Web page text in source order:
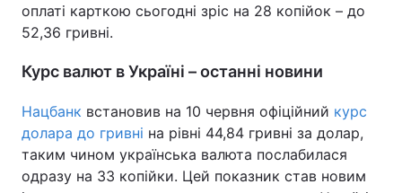
оплаті карткою сьогодні зріс на 28 копійок – до
52,36 гривні.
Курс валют в Україні – останні новини
Нацбанк встановив на 10 червня офіційний курс
долара до гривні на рівні 44,84 гривні за долар,
таким чином українська валюта послабилася
одразу на 33 копійки. Цей показник став новим